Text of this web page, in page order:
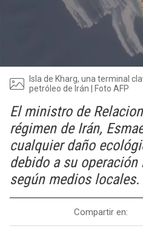
Isla de Kharg, una terminal
petróleo de Irán | Foto AFP
El ministro de
régimen de Irán,
cualquier daño
debido a su
según medios locales.
Compartir en: